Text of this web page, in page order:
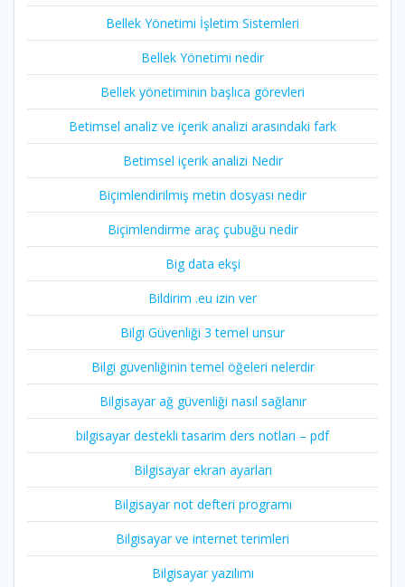
Bellek Yönetimi İşletim Sistemleri
Bellek Yönetimi nedir
Bellek yönetiminin başlıca görevleri
Betimsel analiz ve içerik analizi arasındaki fark
Betimsel içerik analizi Nedir
Biçimlendirilmiş metin dosyası nedir
Biçimlendirme araç çubuğu nedir
Big data ekşi
Bildirim .eu izin ver
Bilgi Güvenliği 3 temel unsur
Bilgi güvenliğinin temel öğeleri nelerdir
Bilgisayar ağ güvenliği nasıl sağlanır
bilgisayar destekli tasarim ders notları – pdf
Bilgisayar ekran ayarları
Bilgisayar not defteri programı
Bilgisayar ve internet terimleri
Bilgisayar yazılımı